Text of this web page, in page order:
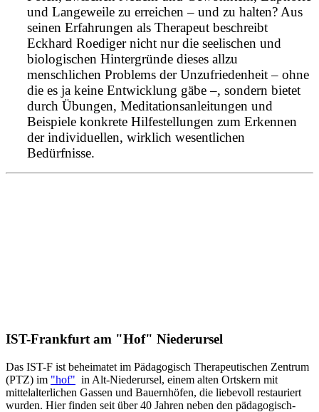
und Langeweile zu erreichen – und zu halten? Aus
seinen Erfahrungen als Therapeut beschreibt
Eckhard Roediger nicht nur die seelischen und
biologischen Hintergründe dieses allzu
menschlichen Problems der Unzufriedenheit – ohne
die es ja keine Entwicklung gäbe –, sondern bietet
durch Übungen, Meditationsanleitungen und
Beispiele konkrete Hilfestellungen zum Erkennen
der individuellen, wirklich wesentlichen
Bedürfnisse.
IST-Frankfurt am "Hof" Niederursel
Das IST-F ist beheimatet im Pädagogisch Therapeutischen Zentrum
(PTZ) im "hof" in Alt-Niederursel, einem alten Ortskern mit
mittelalterlichen Gassen und Bauernhöfen, die liebevoll restauriert
wurden. Hier finden seit über 40 Jahren neben den pädagogisch-